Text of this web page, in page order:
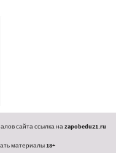
сайта ссылка наzapobedu21.ru
материалы18+